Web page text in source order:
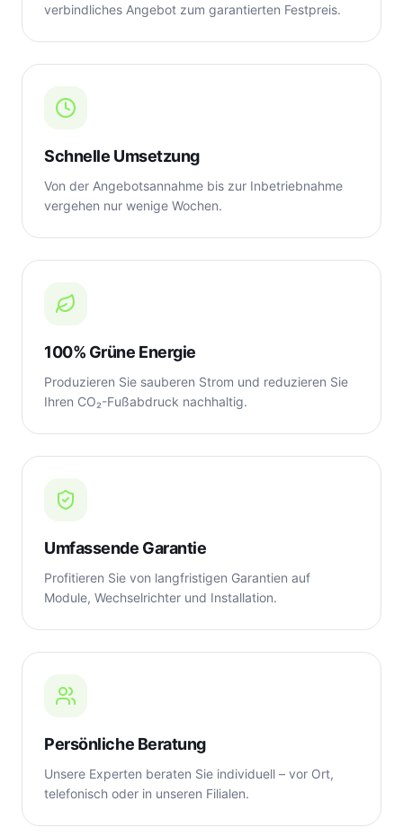
verbindliches Angebot zum garantierten Festpreis.
Schnelle Umsetzung
Von der Angebotsannahme bis zur Inbetriebnahme
vergehen nur wenige Wochen.
100% Grüne Energie
Produzieren Sie sauberen Strom und reduzieren Sie
Ihren CO₂-Fußabdruck nachhaltig.
Umfassende Garantie
Profitieren Sie von langfristigen Garantien auf
Module, Wechselrichter und Installation.
Persönliche Beratung
Unsere Experten beraten Sie individuell – vor Ort,
telefonisch oder in unseren Filialen.